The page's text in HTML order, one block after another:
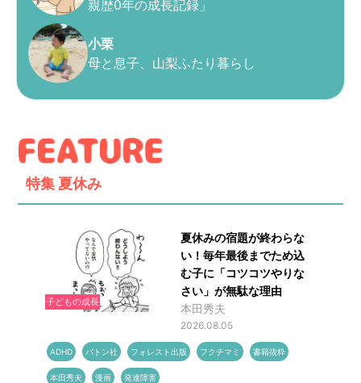
親歴0年の成長記録」
小栗
母と息子、山梨ふたり暮らし
特集 夏休み
子どもの成長
夏休みの宿題が終わらな
い！毎年最後までため込
む子に「コツコツやりな
さい」が無駄な理由
本田秀夫
2026.08.05
ADHD バトン社 フォレスト出版 フクチマミ 書籍抜粋
本田秀夫 漫画 発達障害